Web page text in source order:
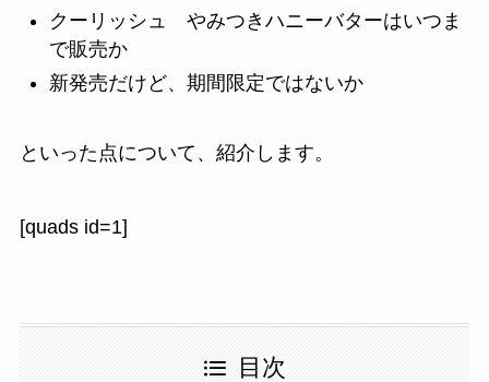
クーリッシュ やみつきハニーバターはいつま
で販売か
新発売だけど、期間限定ではないか
といった点について、紹介します。
[quads id=1]
目次